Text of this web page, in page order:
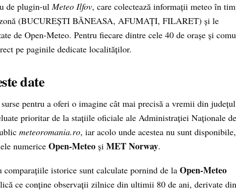
de plugin-ulMeteo Ilfov, care colectează informații meteo în
(BUCUREȘTI BĂNEASA, AFUMAȚI, FILARET) și le
de Open-Meteo. Pentru fiecare dintre cele 40 de orașe și
pe paginile dedicate localităților.
date
pentru a oferi o imagine cât mai precisă a vremii din județul
prioritar de la stațiile oficiale ale Administrației Naționale de
meteoromania.ro, iar acolo unde acestea nu sunt disponibile,
numerice Open-Meteo și MET Norway.
comparațiile istorice sunt calculate pornind de la Open-Meteo
ce conține observații zilnice din ultimii 80 de ani, derivate din